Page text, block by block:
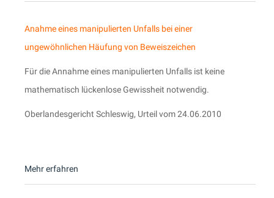
Anahme eines manipulierten Unfalls bei einer
ungewöhnlichen Häufung von Beweiszeichen
Für die Annahme eines manipulierten Unfalls ist keine
mathematisch lückenlose Gewissheit notwendig.
Oberlandesgericht Schleswig, Urteil vom 24.06.2010
Mehr erfahren